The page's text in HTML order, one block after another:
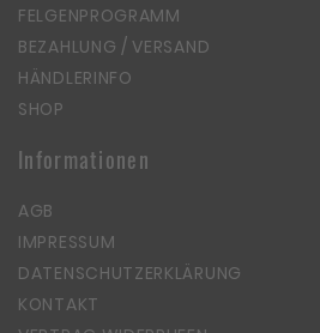
FELGENPROGRAMM
BEZAHLUNG / VERSAND
HÄNDLERINFO
SHOP
Informationen
AGB
IMPRESSUM
DATENSCHUTZERKLÄRUNG
KONTAKT